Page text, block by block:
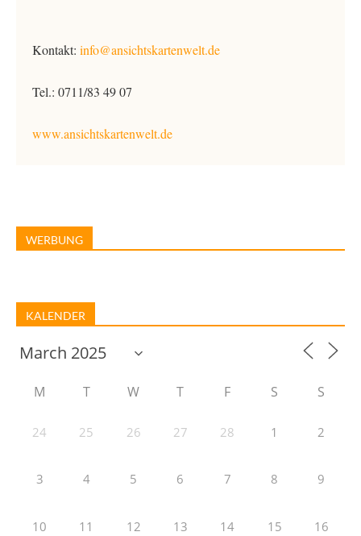
Kontakt: info@ansichtskartenwelt.de
Tel.: 0711/83 49 07
www.ansichtskartenwelt.de
WERBUNG
KALENDER
M T W T F S S
24 25 26 27 28 1 2
3 4 5 6 7 8 9
10 11 12 13 14 15 16